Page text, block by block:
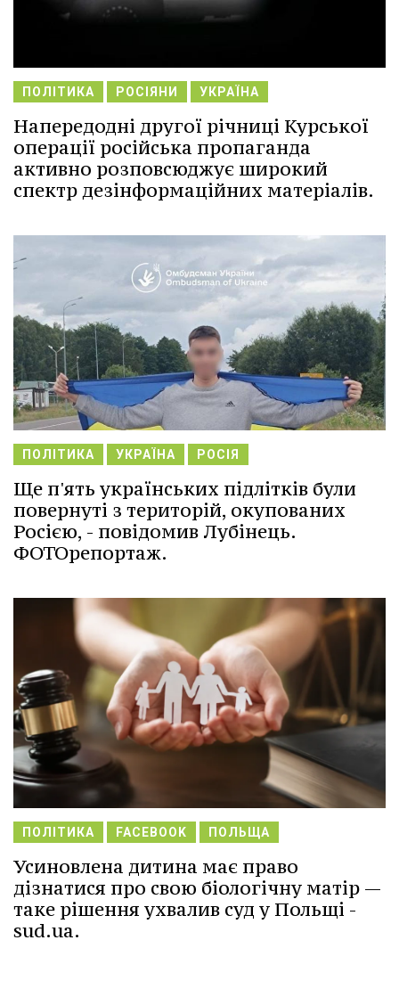
ПОЛІТИКА РОСІЯНИ УКРАЇНА
Напередодні другої річниці Курської
операції російська пропаганда
активно розповсюджує широкий
спектр дезінформаційних матеріалів.
ПОЛІТИКА УКРАЇНА РОСІЯ
Ще п'ять українських підлітків були
повернуті з територій, окупованих
Росією, - повідомив Лубінець.
ФОТОрепортаж.
ПОЛІТИКА FACEBOOK ПОЛЬЩА
Усиновлена дитина має право
дізнатися про свою біологічну матір —
таке рішення ухвалив суд у Польщі -
sud.ua.